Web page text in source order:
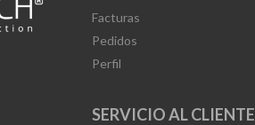
Facturas
Pedidos
Perfil
SERVICIO AL CLIENTE